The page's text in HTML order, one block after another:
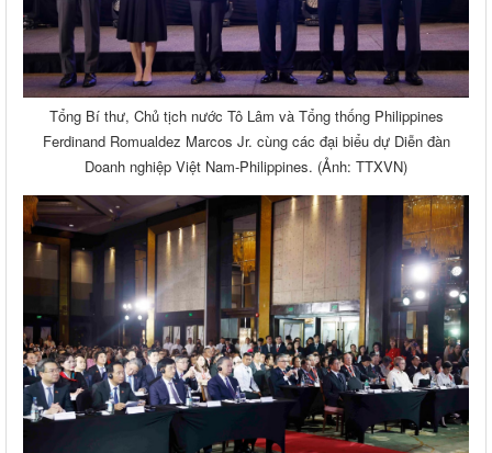
Tổng Bí thư, Chủ tịch nước Tô Lâm và Tổng thống Philippines
Ferdinand Romualdez Marcos Jr. cùng các đại biểu dự Diễn đàn
Doanh nghiệp Việt Nam-Philippines. (Ảnh: TTXVN)